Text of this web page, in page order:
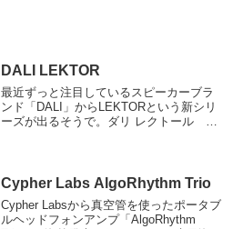
DALI LEKTOR
最近ずっと注目しているスピーカーブラ
ンド「DALI」からLEKTORという新シリ
ーズが出るそうで。ダリ レクトール ラ
Cypher Labs AlgoRhythm Trio
Cypher Labsから真空管を使ったポータブ
ルヘッドフォンアンプ「AlgoRhythm